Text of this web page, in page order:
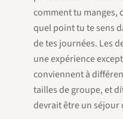
comment tu manges,
quel point tu te sens
de tes journées. Les
une expérience
conviennent à
tailles de groupe, et
devrait être un séjour